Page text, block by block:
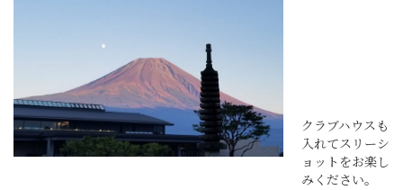
クラブハウスも
入れてスリーシ
ョットをお楽し
みください。